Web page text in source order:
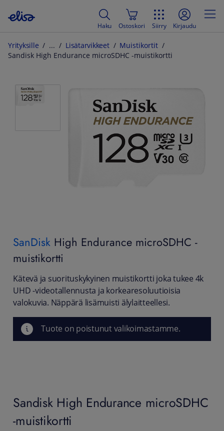
Haku Ostoskori Siirry Kirjaudu
Yrityksille Lisätarvikkeet
Muistikortit
Sandisk High Endurance microSDHC -muistikortti
SanDisk High Endurance microSDHC -
muistikortti
Kätevä ja suorituskykyinen muistikortti joka tukee 4k
UHD -videotallennusta ja korkearesoluutioisia
valokuvia. Näppärä lisämuisti älylaitteellesi.
Tuote on poistunut valikoimastamme.
Sandisk High Endurance microSDHC
-muistikortti